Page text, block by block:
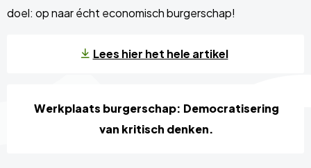
doel: op naar écht economisch burgerschap!
Lees hier het hele artikel
Werkplaats burgerschap: Democratisering
van kritisch denken.